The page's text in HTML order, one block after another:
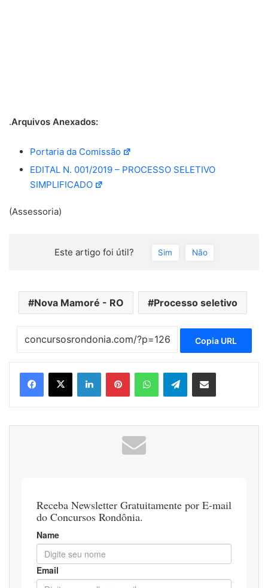
.Arquivos Anexados:
Portaria da Comissão
EDITAL N. 001/2019 – PROCESSO SELETIVO
SIMPLIFICADO
(Assessoria)
Este artigo foi útil? Sim Não
Nova Mamoré - RO Processo seletivo
Copia URL
LinkedinPinterestWhatsAppTelegramCompartilhar via e-mail